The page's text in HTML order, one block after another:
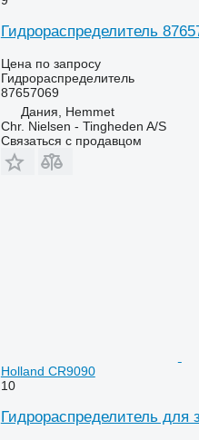
Гидрораспределитель
Цена по запросу
Гидрораспределитель
87657069
Дания, Hemmet
Chr. Nielsen - Tingheden A/S
Связаться с продавцом
Holland CR9090
10
Гидрораспределитель для